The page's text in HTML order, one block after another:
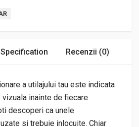
Specification Recenzii (0)
a utilajului tau este indicata
inainte de fiecare
descoperi ca unele
si trebuie inlocuite. Chiar